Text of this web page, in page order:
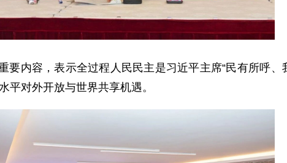
要内容，表示全过程人民民主是习近平主席“民有所呼
平对外开放与世界共享机遇。